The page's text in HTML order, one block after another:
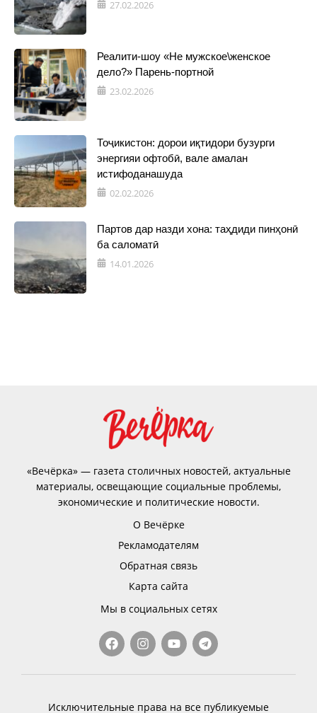
27.02.2026
Реалити-шоу «Не мужское\женское
дело?» Парень-портной
23.02.2026
Тоҷикистон: дорои иқтидори бузурги
энергияи офтобӣ, вале амалан
истифоданашуда
02.02.2026
Партов дар назди хона: таҳдиди пинҳонӣ
ба саломатӣ
14.01.2026
«Вечёрка» — газета столичных новостей, актуальные
материалы, освещающие социальные проблемы,
экономические и политические новости.
О Вечёрке
Рекламодателям
Обратная связь
Карта сайта
Мы в социальных сетях
Исключительные права на все публикуемые